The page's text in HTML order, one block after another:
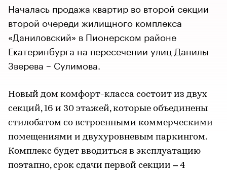
Началась продажа квартир во второй секции
второй очереди жилищного комплекса
«Даниловский» в Пионерском районе
Екатеринбурга на пересечении улиц Данилы
Зверева – Сулимова.
Новый дом комфорт-класса состоит из двух
секций, 16 и 30 этажей, которые объединены
стилобатом со встроенными коммерческими
помещениями и двухуровневым паркингом.
Комплекс будет вводиться в эксплуатацию
поэтапно, срок сдачи первой секции – 4